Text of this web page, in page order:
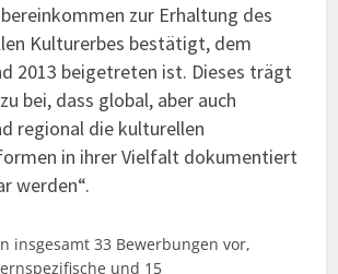
zur Erhaltung des
Kulturerbes bestätigt, dem
2013 beigetreten ist. Dieses trägt
bei, dass global, aber auch
regional die kulturellen
in ihrer Vielfalt dokumentiert
werden“.
insgesamt 33 Bewerbungen vor,
und 15